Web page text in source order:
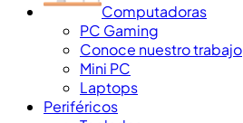
Computadoras
PC Gaming
Conoce nuestro trabajo
Mini PC
Laptops
Periféricos